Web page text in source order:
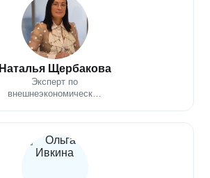
Наталья Щербакова
Эксперт по
внешнеэкономической